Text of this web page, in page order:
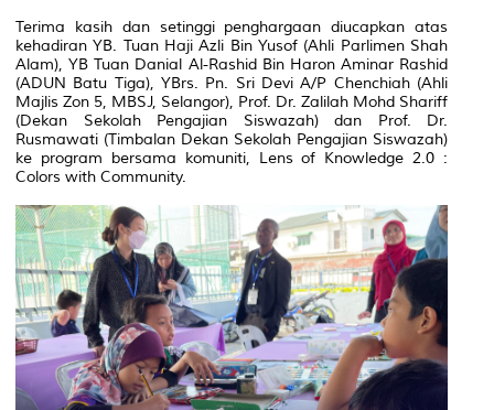
Terima kasih dan setinggi penghargaan diucapkan atas
kehadiran YB. Tuan Haji Azli Bin Yusof (Ahli Parlimen Shah
Alam), YB Tuan Danial Al-Rashid Bin Haron Aminar Rashid
(ADUN Batu Tiga), YBrs. Pn. Sri Devi A/P Chenchiah (Ahli
Majlis Zon 5, MBSJ, Selangor), Prof. Dr. Zalilah Mohd Shariff
(Dekan Sekolah Pengajian Siswazah) dan Prof. Dr.
Rusmawati (Timbalan Dekan Sekolah Pengajian Siswazah)
ke program bersama komuniti, Lens of Knowledge 2.0 :
Colors with Community.